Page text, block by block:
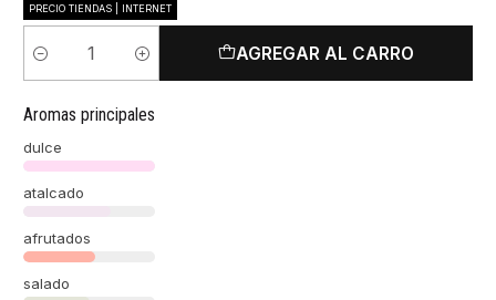
PRECIO TIENDAS | INTERNET
Cantidad
AGREGAR AL CARRO
Aromas principales
dulce
atalcado
afrutados
salado